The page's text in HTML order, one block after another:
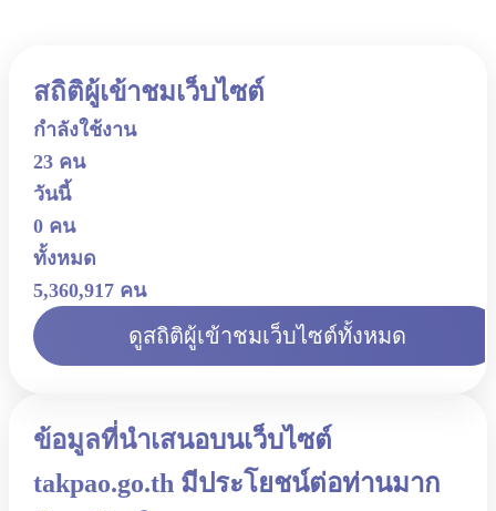
สถิติผู้เข้าชมเว็บไซต์
กำลังใช้งาน
23 คน
วันนี้
0 คน
ทั้งหมด
5,360,917 คน
ดูสถิติผู้เข้าชมเว็บไซต์ทั้งหมด
ข้อมูลที่นำเสนอบนเว็บไซต์
takpao.go.th มีประโยชน์ต่อท่านมาก